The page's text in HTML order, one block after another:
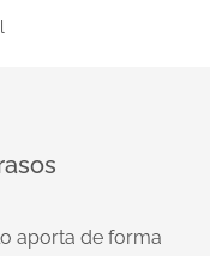
aporta de forma